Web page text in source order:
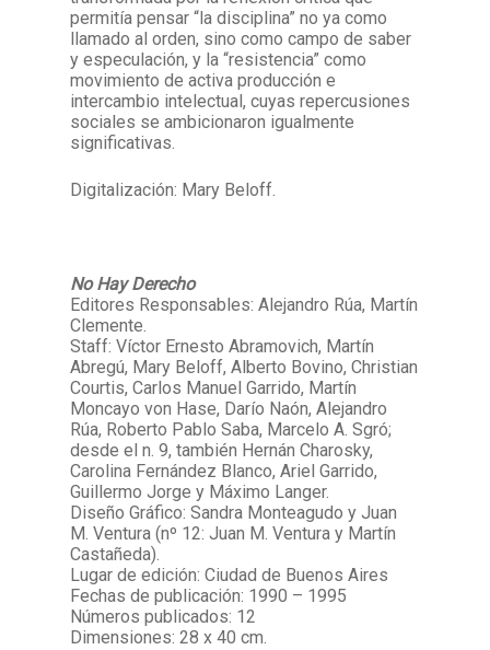
permitía pensar “la disciplina” no ya como
llamado al orden, sino como campo de saber
y especulación, y la “resistencia” como
movimiento de activa producción e
intercambio intelectual, cuyas repercusiones
sociales se ambicionaron igualmente
significativas.
Digitalización: Mary Beloff.
No Hay Derecho
Editores Responsables: Alejandro Rúa, Martín
Clemente.
Staff: Víctor Ernesto Abramovich, Martín
Abregú, Mary Beloff, Alberto Bovino, Christian
Courtis, Carlos Manuel Garrido, Martín
Moncayo von Hase, Darío Naón, Alejandro
Rúa, Roberto Pablo Saba, Marcelo A. Sgró;
desde el n. 9, también Hernán Charosky,
Carolina Fernández Blanco, Ariel Garrido,
Guillermo Jorge y Máximo Langer.
Diseño Gráfico: Sandra Monteagudo y Juan
M. Ventura (nº 12: Juan M. Ventura y Martín
Castañeda).
Lugar de edición: Ciudad de Buenos Aires
Fechas de publicación: 1990 – 1995
Números publicados: 12
Dimensiones: 28 x 40 cm.